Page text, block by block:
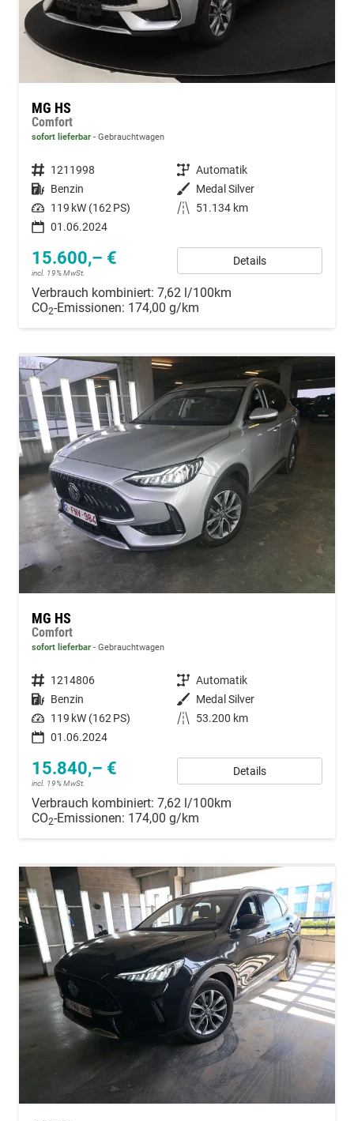
MG HS
Comfort
sofort lieferbar Gebrauchtwagen
Fahrzeugnummer 1211998 Getriebe Automatik
Kraftstoff Benzin Außenfarbe Medal Silver
Leistung 119 kW (162 PS) Kilometerstand
51.134 km
01.06.2024
15.600,– €
incl. 19% MwSt.
Details
Verbrauch kombiniert: 7,62 l/100km
CO2-Emissionen: 174,00 g/km
MG HS
Comfort
sofort lieferbar Gebrauchtwagen
Fahrzeugnummer 1214806 Getriebe Automatik
Kraftstoff Benzin Außenfarbe Medal Silver
Leistung 119 kW (162 PS) Kilometerstand
53.200 km
01.06.2024
15.840,– €
incl. 19% MwSt.
Details
Verbrauch kombiniert: 7,62 l/100km
CO2-Emissionen: 174,00 g/km